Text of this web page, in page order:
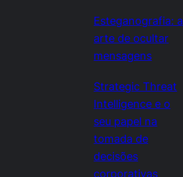
Esteganografia: a
arte de ocultar
mensagens
Strategic Threat
Intelligence e o
seu papel na
tomada de
decisões
corporativas